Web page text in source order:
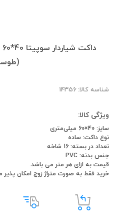
شناسه کالا: 14356
ویژگی کالا:
سایز: 40×60 میلی‌متری
نوع داکت: ساده
تعداد در بسته: 16 شاخه
جنس بدنه: PVC
قیمت به ازای هر متر می باشد.
خرید فقط به صورت متراژ زوج امکان پذیر